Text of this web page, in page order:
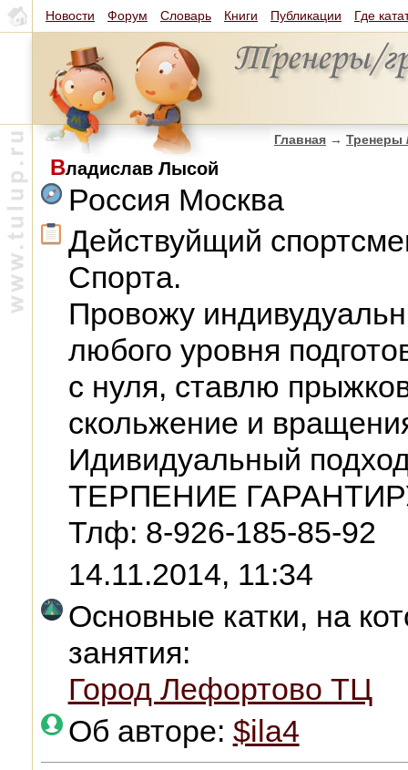
Новости Форум Словарь Книги Публикации Где
Главная → Тренеры
Владислав Лысой
Россия Москва
Действуйщий
Спорта.
Провожу
любого уровня
с нуля, ставлю
скольжение и
Идивидуальный
ТЕРПЕНИЕ
Тлф: 8-926-185-85-92
14.11.2014, 11:34
Основные катки, на
занятия:
Город Лефортово ТЦ
Об авторе: $ila4